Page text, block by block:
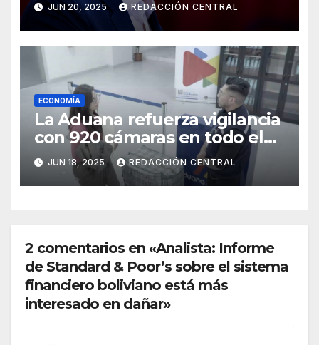
emergencias
JUN 20, 2025 REDACCIÓN CENTRAL
ECONOMÍA
La Aduana refuerza vigilancia
con 920 cámaras en todo el
país
JUN 18, 2025 REDACCIÓN CENTRAL
2 comentarios en «Analista: Informe
de Standard & Poor’s sobre el sistema
financiero boliviano está más
interesado en dañar»